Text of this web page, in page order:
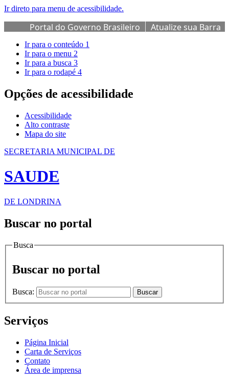
Ir direto para menu de acessibilidade.
Portal do Governo Brasileiro
Atualize sua Barra
de Governo
Ir para o conteúdo 1
Ir para o menu 2
Ir para a busca 3
Ir para o rodapé 4
Opções de acessibilidade
Acessibilidade
Alto contraste
Mapa do site
SECRETARIA MUNICIPAL DE
SAUDE
DE LONDRINA
Buscar no portal
Busca
Buscar no portal
Busca: Buscar
Serviços
Página Inicial
Carta de Serviços
Contato
Área de imprensa